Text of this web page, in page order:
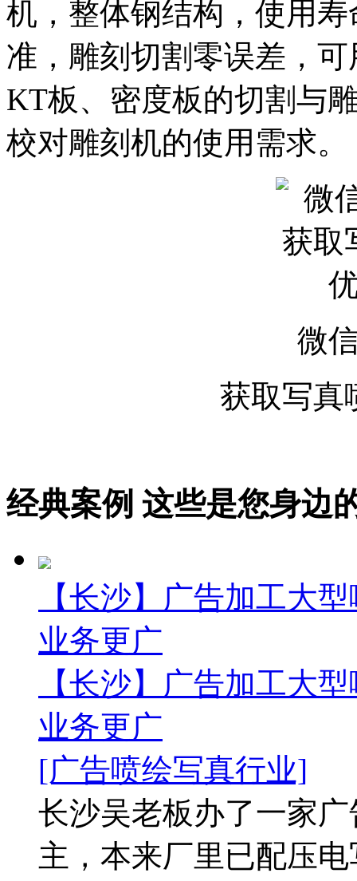
机，整体钢结构，使用
准，雕刻切割零误差，
KT板、密度板的切割与
校对雕刻机的使用需求。
微
获取写真
经典案例 这些是您身边
【长沙】广告加工大
业务更广
【长沙】广告加工大
业务更广
[广告喷绘写真行业]
长沙吴老板办了一家
主，本来厂里已配压